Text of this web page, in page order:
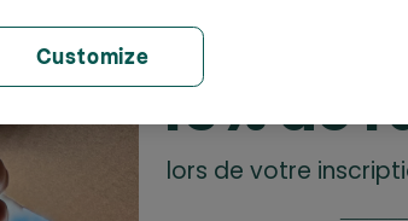
15% de
lors de votre
Customize